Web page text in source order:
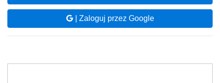
| Zaloguj przez Google